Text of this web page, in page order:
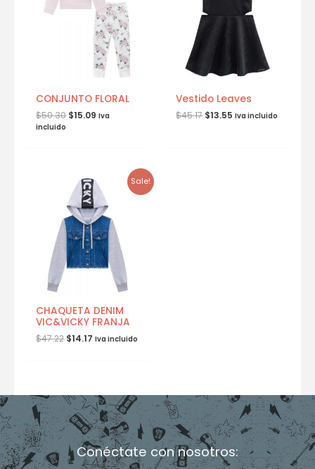
CONJUNTO FLORAL
$50.30 $15.09 Iva
incluido
Vestido Leaves
$45.17 $13.55 Iva incluido
Sale!
CHAQUETA DENIM
VIC&VICKY FRANJA
$47.22 $14.17 Iva incluido
Conéctate con nosotros: